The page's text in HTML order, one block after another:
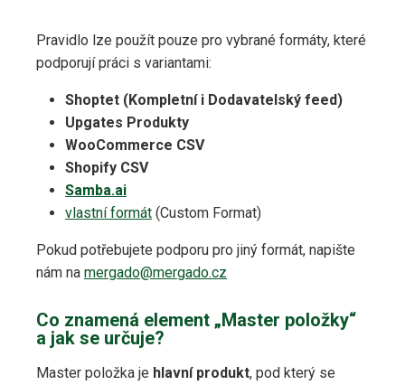
Pravidlo lze použít pouze pro vybrané formáty, které
podporují práci s variantami:
Shoptet (Kompletní i Dodavatelský feed)
Upgates Produkty
WooCommerce CSV
Shopify CSV
Samba.ai
vlastní formát (Custom Format)
Pokud potřebujete podporu pro jiný formát, napište
nám na mergado@mergado.cz
Co znamená element „Master položky“
a jak se určuje?
Master položka je hlavní produkt, pod který se